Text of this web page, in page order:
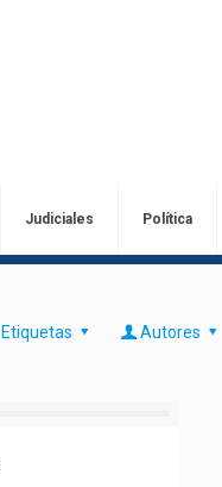
Judiciales Política
Etiquetas Autores